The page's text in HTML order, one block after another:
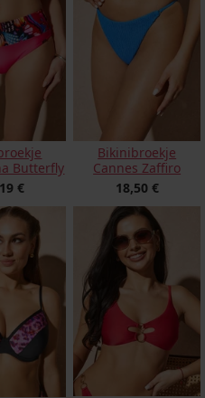
Butterfly
€
Bikinibroekje
Cannes Zaffiro
18,50 €